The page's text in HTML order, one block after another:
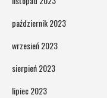
październik 2023
wrzesień 2023
sierpień 2023
lipiec 2023